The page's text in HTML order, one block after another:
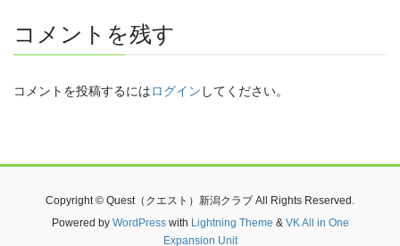
コメントを残す
コメントを投稿するにはログイン してください。
Copyright © Quest（クエスト）新潟クラブ All Rights Reserved.
Powered by WordPresswith Lightning Theme & VK All in One
Expansion Unit